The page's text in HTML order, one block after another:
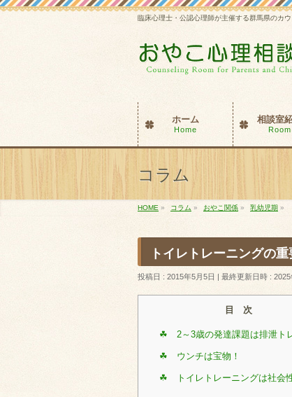
臨床心理士・公認心理師が主催する群馬県のカ
ホーム
Home
相談室
Room
コラム
HOME » コラム » おやこ関係 » 乳幼児期 »
トイレトレーニングの
投稿日 : 2015年5月5日 最終更新日時 : 2025
目 次
☘ 2～3歳の発達課題は排泄ト
☘ ウンチは宝物！
☘ トイレトレーニングは社会